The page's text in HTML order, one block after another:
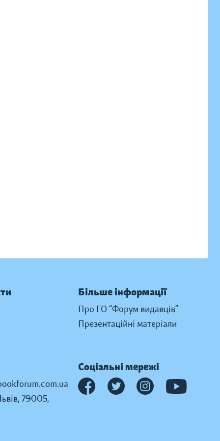
Більше інформації
Про ГО “Форум видавців”
Презентаційні матеріали
79005,
Соціальні мережі